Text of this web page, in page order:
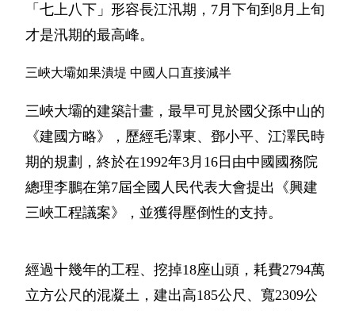
「七上八下」形容長江汛期，7月下旬到8月上旬
才是汛期的最高峰。
三峽大壩如果潰堤 中國人口直接減半
三峽大壩的建築計畫，最早可見於國父孫中山的
《建國方略》，歷經毛澤東、鄧小平、江澤民時
期的規劃，終於在1992年3月16日由中國國務院
總理李鵬在第7屆全國人民代表大會提出《興建
三峽工程議案》，並獲得壓倒性的支持。
經過十幾年的工程、挖掉18座山頭，耗費2794萬
立方公尺的混凝土，建出高185公尺、寬2309公